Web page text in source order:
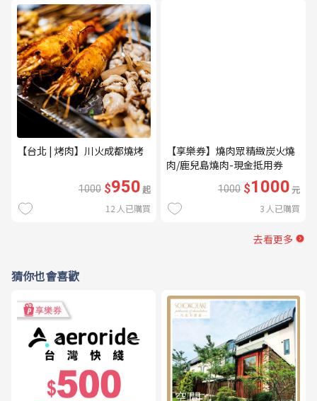
【台北 | 烤肉】川火成都燒烤
1000 $950起
12 人已購買
【享樂券】燒肉眾精緻炭火燒
肉/鹿兒島燒肉-現金抵用券
1000 $1000元
3 人已購買
去看更多
猜你也會喜歡